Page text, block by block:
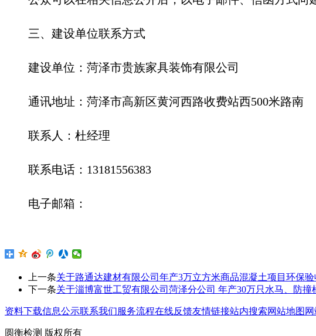
三、建设单位联系方式
建设单位： 菏泽市贵族家具装饰有限公司
通讯地址： 菏泽市高新区黄河西路收费站西500米路
联系人： 杜经理
联系电话： 13181556383
电子邮箱：
上一条关于路通达建材有限公司年产3万立方米商品混凝土项目环保
下一条关于淄博富世工贸有限公司菏泽分公司 年产30万只水马、防
资料下载信息公示联系我们服务流程在线反馈友情链接站内搜索网站地图
圆衡检测 版权所有